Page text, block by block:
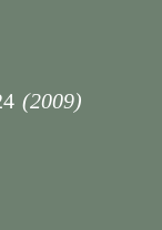
(2009)